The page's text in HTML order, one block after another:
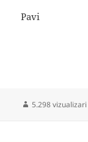
Pavi
5.298 vizualizari